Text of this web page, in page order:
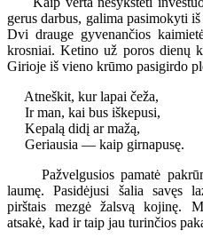
gerus darbus, galima pasimokyti
Dvi drauge gyvenančios
krosniai. Ketino už poros dienų
Girioje iš vieno krūmo pasigirdo
Atneškit, kur lapai čeža,
Ir man, kai bus iškepusi,
Kepalą didį ar mažą,
Geriausia — kaip girnapusę.
Pažvelgusios pamatė
laumę. Pasidėjusi šalia savęs
pirštais mezgė žalsvą kojinę.
atsakė, kad ir taip jau turinčios